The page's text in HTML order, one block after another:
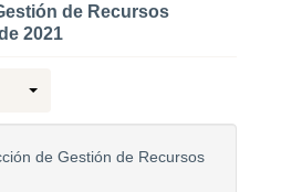
de Recursos
2021
de Gestión de Recursos